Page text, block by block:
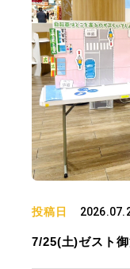
投稿日
7/25(土)ゼスト